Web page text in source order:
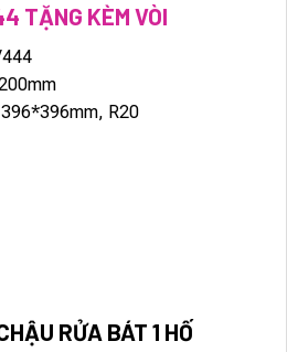
TẶNG KÈM VÒI
396*396mm, R20
RỬA BÁT 1 HỐ